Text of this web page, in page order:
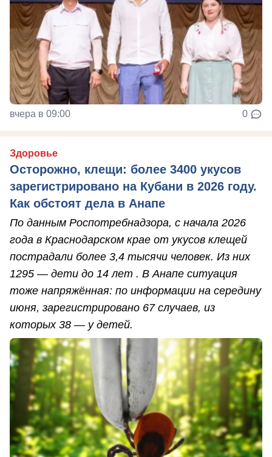
вчера в 09:00 0
Здоровье
Осторожно, клещи: более 3400 укусов
зарегистрировано на Кубани в 2026 году.
Как обстоят дела в Анапе
По данным Роспотребнадзора, с начала 2026
года в Краснодарском крае от укусов клещей
пострадали более 3,4 тысячи человек. Из них
1295 — дети до 14 лет . В Анапе ситуация
тоже напряжённая: по информации на середину
июня, зарегистрировано 67 случаев, из
которых 38 — у детей.